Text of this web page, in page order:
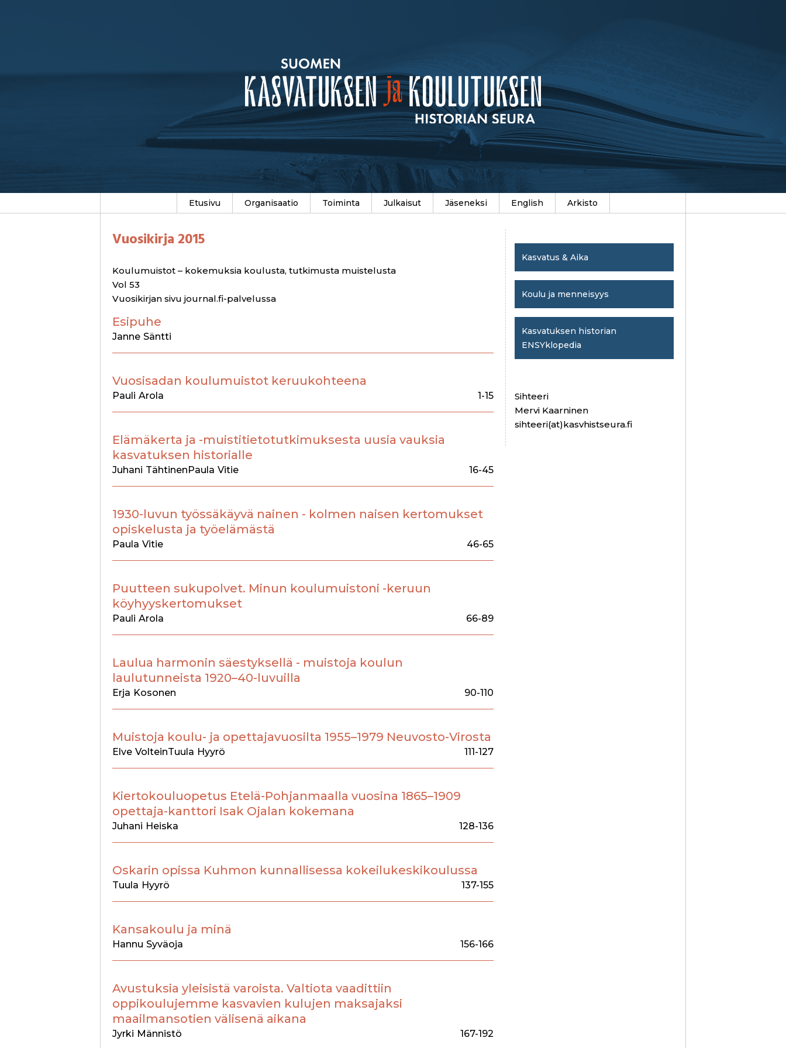
Etusivu Organisaatio Toiminta Julkaisut Jäseneksi English Arkisto
Vuosikirja 2015
Koulumuistot – kokemuksia koulusta, tutkimusta muistelusta
Vol 53
Vuosikirjan sivu journal.fi-palvelussa
Esipuhe
Janne Säntti
Vuosisadan koulumuistot keruukohteena
Pauli Arola 1-15
Elämäkerta ja -muistitietotutkimuksesta uusia vauksia
kasvatuksen historialle
Juhani TähtinenPaula Vitie 16-45
1930-luvun työssäkäyvä nainen - kolmen naisen kertomukset
opiskelusta ja työelämästä
Paula Vitie 46-65
Puutteen sukupolvet. Minun koulumuistoni -keruun
köyhyyskertomukset
Pauli Arola 66-89
Laulua harmonin säestyksellä - muistoja koulun
laulutunneista 1920–40-luvuilla
Erja Kosonen 90-110
Muistoja koulu- ja opettajavuosilta 1955–1979 Neuvosto-Virosta
Elve VolteinTuula Hyyrö 111-127
Kiertokouluopetus Etelä-Pohjanmaalla vuosina 1865–1909
opettaja-kanttori Isak Ojalan kokemana
Juhani Heiska 128-136
Oskarin opissa Kuhmon kunnallisessa kokeilukeskikoulussa
Tuula Hyyrö 137-155
Kansakoulu ja minä
Hannu Syväoja 156-166
Avustuksia yleisistä varoista. Valtiota vaadittiin
oppikoulujemme kasvavien kulujen maksajaksi
maailmansotien välisenä aikana
Jyrki Männistö 167-192
Kasvatus & Aika
Koulu ja menneisyys
Kasvatuksen historian
ENSYklopedia
Sihteeri
Mervi Kaarninen
sihteeri(at)kasvhistseura.fi